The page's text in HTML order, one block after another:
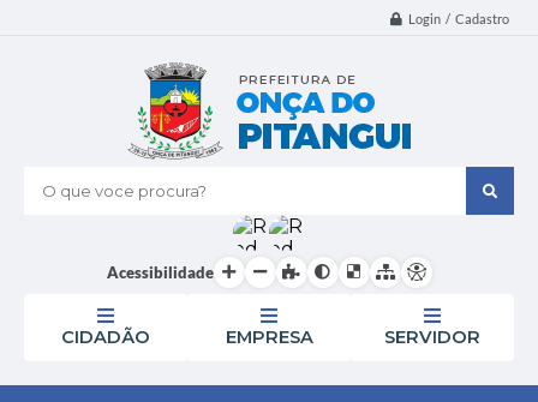
Login / Cadastro
O que voce procura?
Acessibilidade
CIDADÃO EMPRESA SERVIDOR